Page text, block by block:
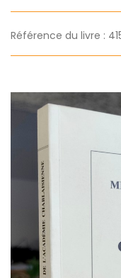
Référence du livre :